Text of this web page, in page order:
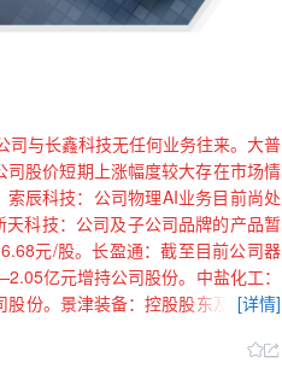
司与长鑫科技无任何业务往来。大普
股价短期上涨幅度较大存在市场情
辰科技：公司物理AI业务目前尚处
科技：公司及子公司品牌的产品暂
元/股。长盈通：截至目前公司器
亿元增持公司股份。中盐化工：
份。景津装备：控股股东及实控人
。佰奥智能：控股股东拟减持不超
[详情]